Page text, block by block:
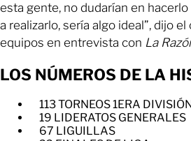
esta gente, no dudarían en hacerlo
a realizarlo, sería algo ideal”, dijo
equipos en entrevista con La
LOS NÚMEROS DE LA
1️13 TORNEOS 1ERA DIVISIÓN
19 LIDERATOS GENERALES
67 LIGUILLAS